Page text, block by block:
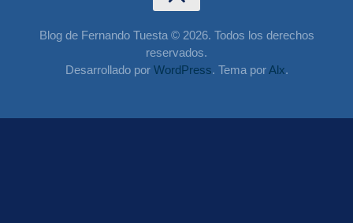
Blog de Fernando Tuesta © 2026. Todos los derechos
reservados.
Desarrollado por WordPress. Tema porAlx.